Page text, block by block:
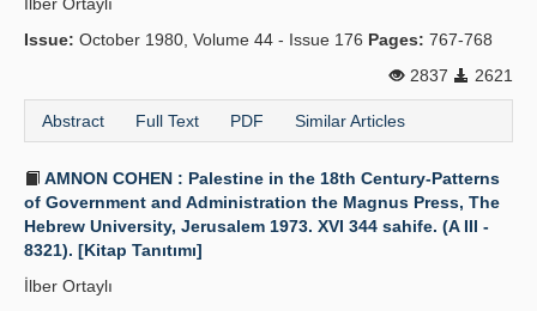
Issue: October 1980, Volume 44 - Issue 176 Pages: 767-768
2837
2621
Abstract Full Text PDF Similar Articles
AMNON COHEN : Palestine in the 18th Century-Patterns
of Government and Administration the Magnus Press, The
Hebrew University, Jerusalem 1973. XVI 344 sahife. (A III -
8321). [Kitap Tanıtımı]
İlber Ortaylı